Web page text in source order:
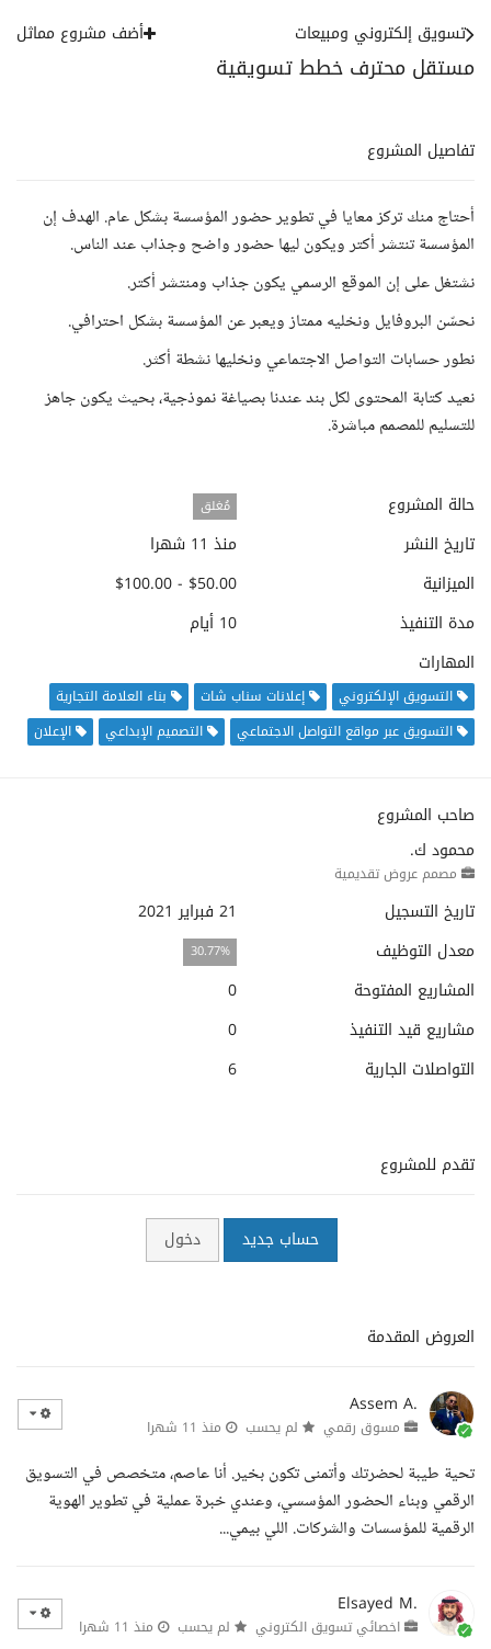
مستقل محترف خطط تسويقية
تسويق إلكتروني ومبيعات أضف مشروع مماثل
تفاصيل المشروع
أحتاج منك تركز معايا في تطوير حضور المؤسسة بشكل عام. الهدف إن
المؤسسة تنتشر أكتر ويكون ليها حضور واضح وجذاب عند الناس.
نشتغل على إن الموقع الرسمي يكون جذاب ومنتشر أكتر.
نحسّن البروفايل ونخليه ممتاز ويعبر عن المؤسسة بشكل احترافي.
نطور حسابات التواصل الاجتماعي ونخليها نشطة أكثر.
نعيد كتابة المحتوى لكل بند عندنا بصياغة نموذجية، بحيث يكون جاهز
للتسليم للمصمم مباشرة.
حالة المشروع مُغلق
تاريخ النشر
منذ 11 شهرا
الميزانية
$50.00 - $100.00
مدة التنفيذ
10 أيام
المهارات
التسويق الإلكتروني إعلانات سناب شات
بناء العلامة التجارية
التسويق عبر مواقع التواصل الاجتماعي
التصميم الإبداعي الإعلان
صاحب المشروع
محمود ك.
مصمم عروض تقديمية
تاريخ التسجيل
21 فبراير 2021
معدل التوظيف
30.77%
المشاريع المفتوحة
0
مشاريع قيد التنفيذ
0
التواصلات الجارية
6
تقدم للمشروع
حساب جديد دخول
العروض المقدمة
Assem A.
مسوق رقمي لم يحسب منذ 11 شهرا
تحية طيبة لحضرتك وأتمنى تكون بخير. أنا عاصم، متخصص في التسويق
الرقمي وبناء الحضور المؤسسي، وعندي خبرة عملية في تطوير الهوية
الرقمية للمؤسسات والشركات. اللي بيمي...
Elsayed M.
اخصائي تسويق الكتروني لم يحسب منذ 11 شهرا